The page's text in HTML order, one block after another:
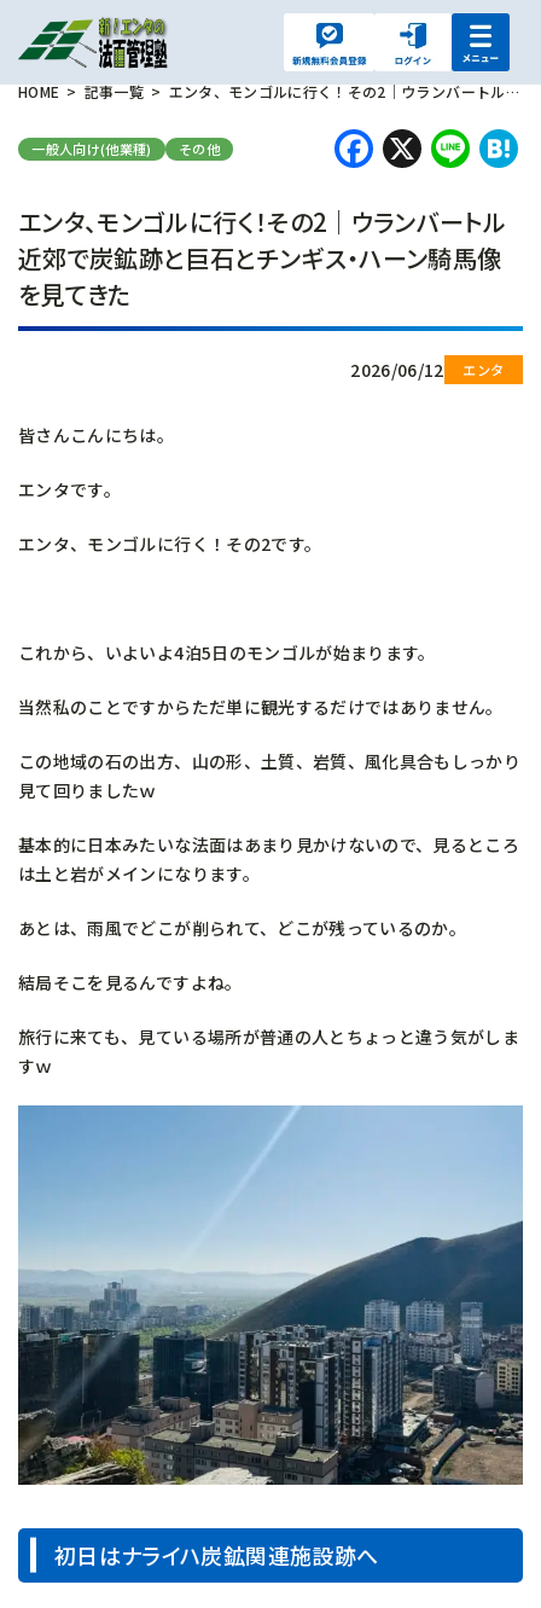
HOME 記事一覧 エンタ、モンゴルに行く！その2｜ウランバートル近郊で炭鉱跡と巨石とチンギス・ハーン騎馬像を見てきた
一般人向け(他業種) その他 X
エンタ、モンゴルに行く！その2｜ウランバートル
近郊で炭鉱跡と巨石とチンギス・ハーン騎馬像
を見てきた
2026/06/12
皆さんこんにちは。
エンタです。
エンタ、モンゴルに行く！その2です。
これから、いよいよ4泊5日のモンゴルが始まります。
当然私のことですからただ単に観光するだけではありません。
この地域の石の出方、山の形、土質、岩質、風化具合もしっかり
見て回りましたｗ
基本的に日本みたいな法面はあまり見かけないので、見るところ
は土と岩がメインになります。
あとは、雨風でどこが削られて、どこが残っているのか。
結局そこを見るんですよね。
旅行に来ても、見ている場所が普通の人とちょっと違う気がしま
すｗ
初日はナライハ炭鉱関連施設跡へ